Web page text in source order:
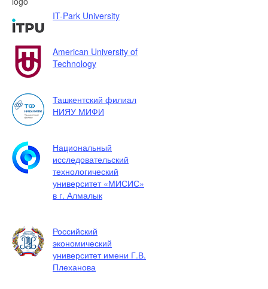
IT-Park University
American University of
Technology
Ташкентский филиал
НИЯУ МИФИ
Национальный
исследовательский
технологический
университет «МИСИС»
в г. Алмалык
Российский
экономический
университет имени Г.В.
Плеханова